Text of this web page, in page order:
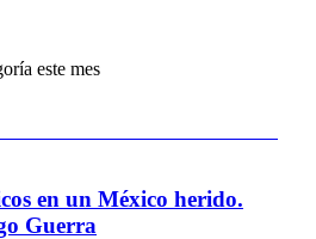
este mes
en un México herido.
Guerra